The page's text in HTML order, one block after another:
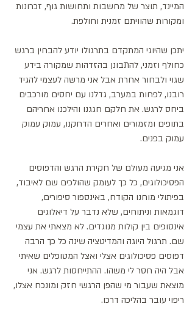
המיינד, תוצר של מחשבות ותחושות גוף, זכרונות
ומקורות שהוויתם זמנית וחולפת.
יתכן שהיוגי המתקדם בתרגולו יודע להבחין ברגש
כחולף וזמני, להתבונן בהזדהות שמקורה בידע
שגוי ולבחור אחרת אבל אני מרשה לעצמי להגיד
רובנו, לפחות במערב, גדלנו עם יחסים מורכבים
ביחס לרגש. את חלקם חגגנו והילכנו אחריהם
בתופים ומזמורים ואחרים הדחקנו, עמוק עמוק
עמוק בפנים.
אני מגיעה מעולם של חקירת הרגש והדפוסים
הפסיכולוגים, כל כך לעומק שהולכים שם לאיבוד,
בפיתולי מוחנו הקודח, באינספור סיפורים,
דוגמאות וניתוחים, שלא נדבר על דיאלוגים
אינסופים בין קולות מנוגדים. לא מצאתי את עצמי
שם. תרגול היוגה והמדיטציה שינה כל כך הרבה
דפוסים פסיכולוגים אצלי ואצל המטופלים שאיתי
אבל היה חסר לי משהו. ההתייחסות לרגש. אני
מוצאת שעבור מי שהפן הרגשי חזק ומונכח אצלו,
ריפוי עובר בהליכה דרכו.